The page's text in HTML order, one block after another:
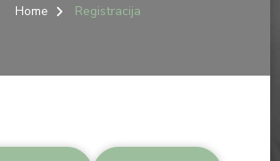
Home Registracija